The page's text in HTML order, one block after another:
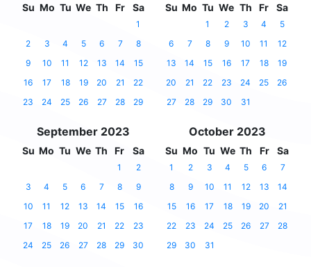
Su Mo Tu We Th Fr Sa
1
2
3 4 5 6 7
8
9
10 11 12 13 14
15
16
17 18 19 20 21
22
23
24 25 26 27 28 29
Su Mo Tu We Th Fr Sa
1 2 3 4
5
6
7 8 9 10 11
12
13
14 15 16 17 18
19
20
21 22 23 24 25
26
27
28 29 30 31
September 2023
Su Mo Tu We Th Fr Sa
1
2
3
4 5 6 7 8
9
10
11 12 13 14 15
16
17
18 19 20 21 22
23
24
25 26 27 28 29 30
October 2023
Su Mo Tu We Th Fr Sa
1 2 3 4 5 6
7
8
9 10 11 12 13
14
15
16 17 18 19 20
21
22
23 24 25 26 27
28
29
30 31